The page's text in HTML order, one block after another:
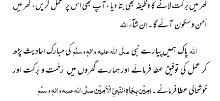
گھر میں بَرکت لانے کا وظیفہ بھی بتا دیا ، آپ بھی اس پر عمل کریں، گھر میں
اَمن وسکون آئے گا۔اِن شآءَاللہ
اللہپاکہمیں پیارے نبیصلَّی اللہ علیہ واٰلہٖ وسلَّمکی مبارک احادیث پڑھ
کر عمل کی توفیق عطا فرمائے اور ہمارے گھروں میں رَحْمت و بَرکت اور
خوشحالی عطا فرمائے۔اٰمِیْن بِجَاہِ النّبیِّ الْاَمِیْنصلَّی اللہ علیہ واٰلہٖ وسلَّم